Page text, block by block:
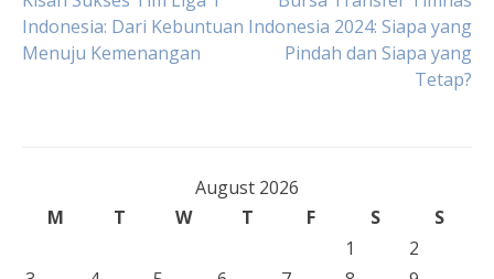
Post
navigation
Indonesia: Dari Kebuntuan
Menuju Kemenangan
Indonesia 2024: Siapa yang
Pindah dan Siapa yang
Tetap?
August 2026
M
T W T F S
S
1
2